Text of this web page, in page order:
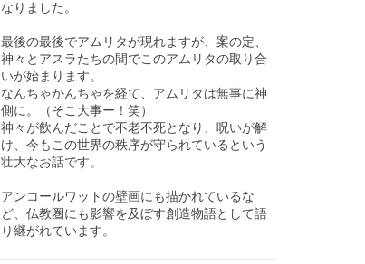
なりました。
最後の最後でアムリタが現れますが、案の定、
神々とアスラたちの間でこのアムリタの取り合
いが始まります。
なんちゃかんちゃを経て、アムリタは無事に神
側に。（そこ大事ー！笑）
神々が飲んだことで不老不死となり、呪いが解
け、今もこの世界の秩序が守られているという
壮大なお話です。
アンコールワットの壁画にも描かれているな
ど、仏教圏にも影響を及ぼす創造物語として語
り継がれています。